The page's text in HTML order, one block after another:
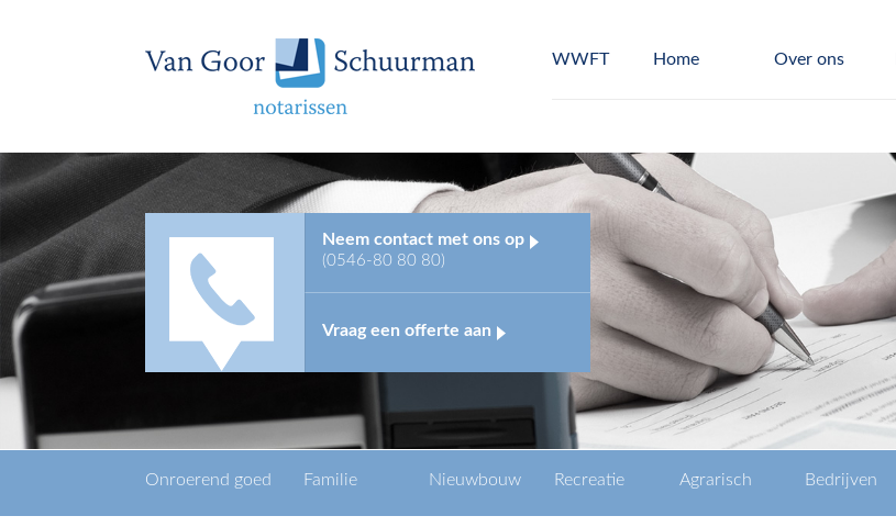
WWFT Home Over ons
Neem contact met ons op
(0546-80 80 80)
Vraag een offerte aan
Onroerend goed Familie Nieuwbouw Recreatie Agrarisch Bedrijven